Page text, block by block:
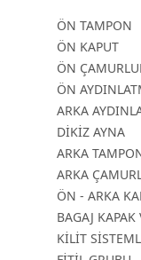
ÖN TAMPON
ÖN KAPUT
ÖN
ÖN
ARKA
DİKİZ AYNA
ARKA
ARKA
ÖN - ARKA
BAGAJ KAPAK
KİLİT